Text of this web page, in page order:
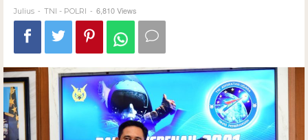
Julius - TNI - POLRI - 6,810 Views